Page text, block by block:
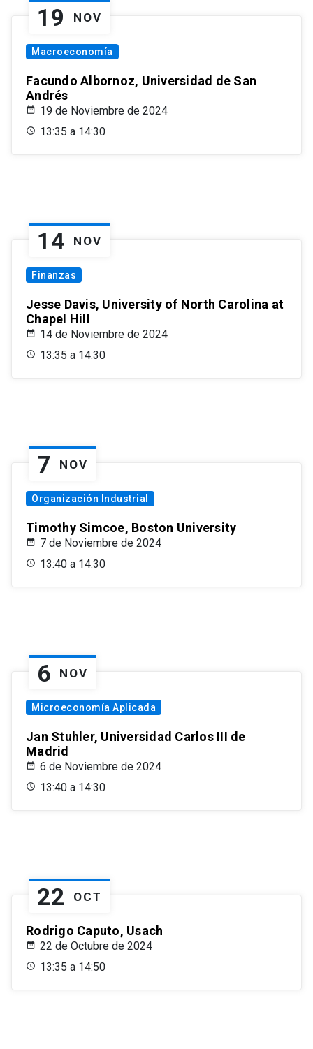
19 NOV
Macroeconomía
Facundo Albornoz, Universidad de San
Andrés
19 de Noviembre de 2024
13:35 a 14:30
14 NOV
Finanzas
Jesse Davis, University of North Carolina at
Chapel Hill
14 de Noviembre de 2024
13:35 a 14:30
7 NOV
Organización Industrial
Timothy Simcoe, Boston University
7 de Noviembre de 2024
13:40 a 14:30
6 NOV
Microeconomía Aplicada
Jan Stuhler, Universidad Carlos III de
Madrid
6 de Noviembre de 2024
13:40 a 14:30
22 OCT
Rodrigo Caputo, Usach
22 de Octubre de 2024
13:35 a 14:50